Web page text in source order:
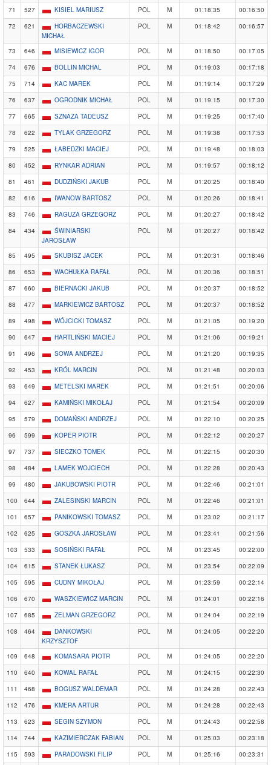
71 527 KISIEL MARIUSZ POL M 01:18:35
00:16:50
72
621
HORBACZEWSKI
MICHAŁ
POL M 01:18:42 00:16:57
73 646 MISIEWICZ IGOR POL M 01:18:50
00:17:05
74
676 BOLLIN MICHAL POL M 01:19:03
00:17:18
75
714 KAC MAREK POL M 01:19:14
00:17:29
76
637 OGRODNIK MICHAŁ POL M 01:19:15
00:17:30
77
665 SZNAZA TADEUSZ POL M 01:19:25
00:17:40
78
622 TYLAK GRZEGORZ POL M 01:19:38
00:17:53
79
525 ŁABEDZKI MACIEJ POL M 01:19:48
00:18:03
80
452 RYNKAR ADRIAN POL M 01:19:57
00:18:12
81
461 DUDZIŃSKI JAKUB POL M 01:20:25
00:18:40
82
616 IWANOW BARTOSZ POL M 01:20:26
00:18:41
83
746 RAGUZA GRZEGORZ POL M 01:20:27
00:18:42
84
434
ŚWINIARSKI
JAROSŁAW
POL M 01:20:27 00:18:42
85 495 SKUBISZ JACEK POL M 01:20:31
00:18:46
86
653 WACHUŁKA RAFAŁ POL M 01:20:36
00:18:51
87
660 BIERNACKI JAKUB POL M 01:20:37
00:18:52
88
477 MARKIEWICZ BARTOSZ POL M 01:20:37
00:18:52
89
498 WÓJCICKI TOMASZ POL M 01:21:05
00:19:20
90
647 HARTLIŃSKI MACIEJ POL M 01:21:06
00:19:21
91
496 SOWA ANDRZEJ POL M 01:21:20
00:19:35
92
453 KRÓL MARCIN POL M 01:21:48
00:20:03
93
649 METELSKI MAREK POL M 01:21:51
00:20:06
94
627 KAMIŃSKI MIKOŁAJ POL M 01:21:54
00:20:09
95
579 DOMAŃSKI ANDRZEJ POL M 01:22:10
00:20:25
96
599 KOPER PIOTR POL M 01:22:12
00:20:27
97
737 SIECZKO TOMEK POL M 01:22:15
00:20:30
98
484 LAMEK WOJCIECH POL M 01:22:28
00:20:43
99
480 JAKUBOWSKI PIOTR POL M 01:22:46
00:21:01
100
644 ZALESINSKI MARCIN POL M 01:22:46
00:21:01
101
657 PANIKOWSKI TOMASZ POL M 01:23:02
00:21:17
102
625 GOSZKA JAROSŁAW POL M 01:23:41
00:21:56
103
533 SOSIŃSKI RAFAŁ POL M 01:23:45
00:22:00
104
615 STANEK ŁUKASZ POL M 01:23:54
00:22:09
105
595 CUDNY MIKOŁAJ POL M 01:23:59
00:22:14
106
670 WASZKIEWICZ MARCIN POL M 01:24:01
00:22:16
107
685 ZELMAN GRZEGORZ POL M 01:24:04
00:22:19
108
464
DANKOWSKI
KRZYSZTOF
POL M 01:24:05 00:22:20
109 648 KOMASARA PIOTR POL M 01:24:05
00:22:20
110
640 KOWAL RAFAŁ POL M 01:24:15
00:22:30
111
468 BOGUSZ WALDEMAR POL M 01:24:28
00:22:43
112
476 KMERA ARTUR POL M 01:24:28
00:22:43
113
623 SEGIN SZYMON POL M 01:24:43
00:22:58
114
744 KAZIMIERCZAK FABIAN POL M 01:25:03
00:23:18
115
593 PARADOWSKI FILIP POL M 01:25:16
00:23:31